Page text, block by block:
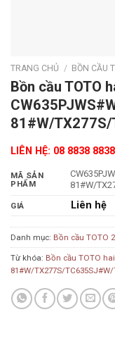
TRANG CHỦ / BỒN CẦU
Bồn cầu TOTO
81#W/
LIÊN HỆ: 08 8838
MÃ SẢN
PHẨM
81#W/
GIÁ Liên hệ
Danh mục: Bồn cầu TOTO
Từ khóa: Bồn cầu TOTO
81#W/TX277S/TC635SJ#W/